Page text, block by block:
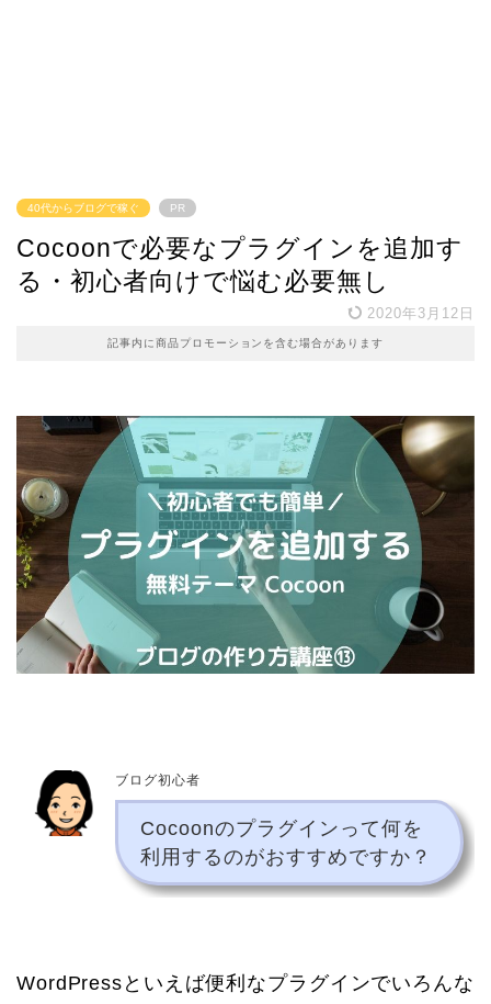
40代からブログで稼ぐ PR
Cocoonで必要なプラグインを追加す
る・初心者向けで悩む必要無し
2020年3月12日
記事内に商品プロモーションを含む場合があります
ブログ初心者
Cocoonのプラグインって何を
利用するのがおすすめですか？
WordPressといえば便利なプラグインでいろんな